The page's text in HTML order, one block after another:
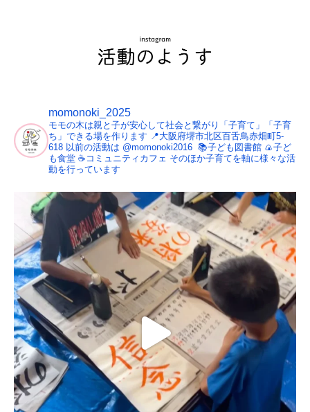
momonoki_2025
モモの木は親と子が安心して社会と繋がり「子育て」「子育
ち」できる場を作ります ⁡📍大阪府堺市北区百舌鳥赤畑町5-
618 以前の活動は @momonoki2016 📚子ども図書館 🍙子ど
も食堂 ☕️コミュニティカフェ そのほか子育てを軸に様々な活
動を行っています